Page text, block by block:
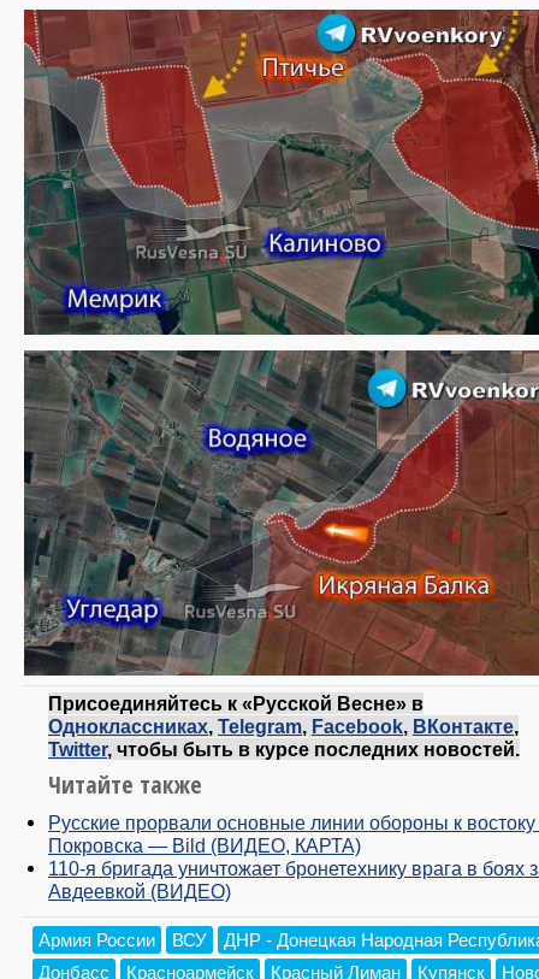
Присоединяйтесь к «Русской Весне» в
Одноклассниках, Telegram, Facebook, ВКонтакте,
Twitter, чтобы быть в курсе последних новостей.
Читайте также
Русские прорвали основные линии обороны к востоку
Покровска — Bild (ВИДЕО, КАРТА)
110-я бригада уничтожает бронетехнику врага в боях
Авдеевкой (ВИДЕО)
Армия России ВСУ
ДНР - Донецкая Народная
Донбасс
Красноармейск Красный Лиман Купянск